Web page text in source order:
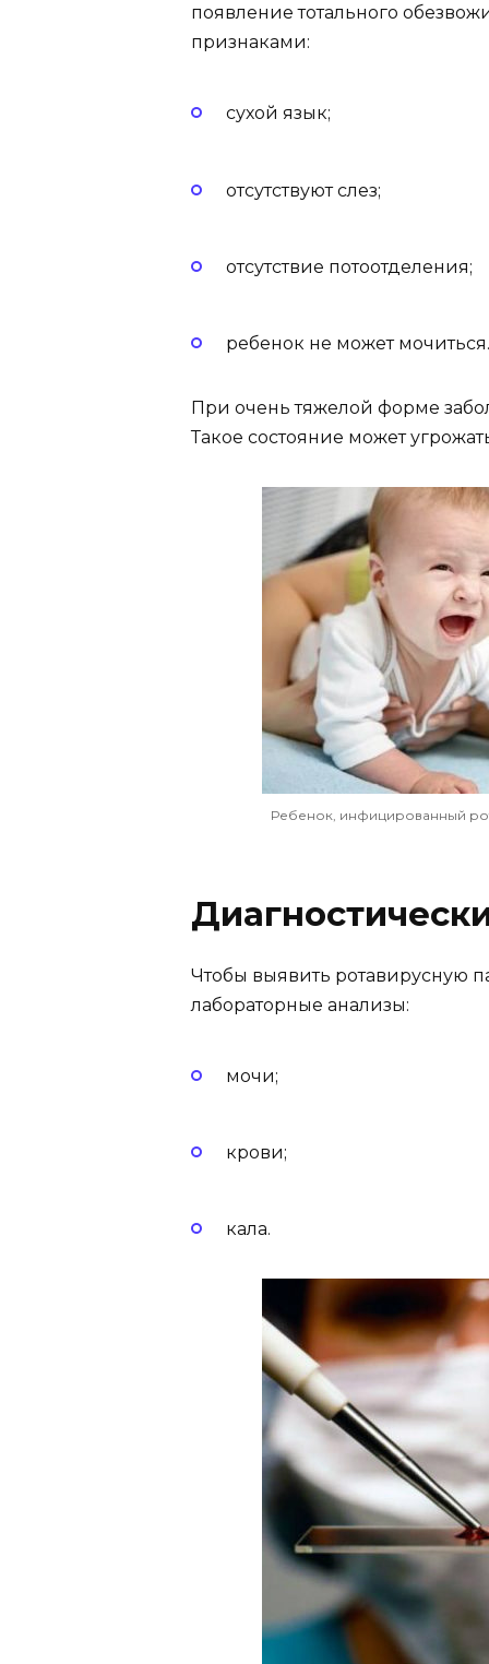
появление тотального
признаками:
сухой язык;
отсутствуют слез;
отсутствие потоотделения;
ребенок не может мочиться.
При очень тяжелой форме
Такое состояние может
Ребенок, инфицированный
Чтобы выявить ротавирусную
лабораторные анализы:
мочи;
крови;
кала.